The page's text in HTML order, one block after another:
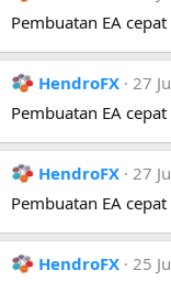
Pembuatan EA
HendroFX 27
Pembuatan EA
HendroFX 27
Pembuatan EA
HendroFX 25